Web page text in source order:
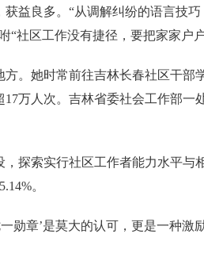
良多。“从调解纠纷的语言技巧
社区工作没有捷径，要把家家户
她时常前往吉林长春社区干部
万人次。吉林省委社会工作部一
索实行社区工作者能力水平与
。
章’是莫大的认可，更是一种激